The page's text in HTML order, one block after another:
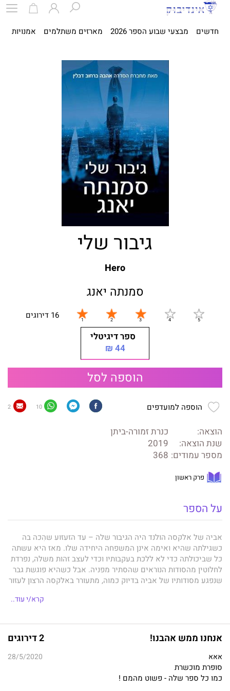
חדשים מבצעי שבוע הספר 2026 מארזים משתלמים אמנויות
גיבור שלי
Hero
סמנתה יאנג
16 דירוגים
ספר דיגיטלי
44 ₪
הוספה לסל
הוספה למועדפים 10
2
הוצאה:
כנרת זמורה-ביתן
שנת הוצאה:
2019
מספר עמודים: 368
פרק ראשון
על הספר
אביה של אלקסה הולנד היה הגיבור שלה – עד הזעזוע שהִכה בה
כשגילתה שהיא ואימה אינן המשפחה היחידה שלו. מאז היא עשתה
כל שביכולתה כדי לא ללכת בעקבותיו וכדי לעצב זהות משלה, נפרדת
לחלוטין מהסודות הנוראים שהסתיר מפניה. אבל כשהיא פוגשת גבר
שנפגע מסודותיו של אביה בדיוק כמוה, מתעורר באלקסה הרצון לעזור
קיין קראוויי לא מעוניין כלל לקחת חלק בניסיונותיה של אלקסה
לכפר על מעשיו של אביה, אבל, כפי שמתברר לו, לא קל להיפטר
סבלנותה ומחכה לרגע שבו תקום ותלך, אבל מעשיו רק מקרבים את
השניים זה לזה, וכנגד כל הסיכויים הם פוצחים ברומן לוהט ונפיץ.
קרא/י עוד..
אנחנו ממש אהבנו! 2 דירוגים
אאא 28/5/2020
סופרת מוכשרת
כמו כל ספר שלה - פשוט מהמם !